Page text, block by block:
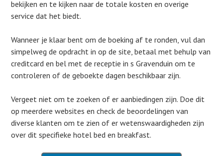
bekijken en te kijken naar de totale kosten en overige
service dat het biedt.
Wanneer je klaar bent om de boeking af te ronden, vul dan
simpelweg de opdracht in op de site, betaal met behulp van
creditcard en bel met de receptie in s Gravenduin om te
controleren of de geboekte dagen beschikbaar zijn.
Vergeet niet om te zoeken of er aanbiedingen zijn. Doe dit
op meerdere websites en check de beoordelingen van
diverse klanten om te zien of er wetenswaardigheden zijn
over dit specifieke hotel bed en breakfast.